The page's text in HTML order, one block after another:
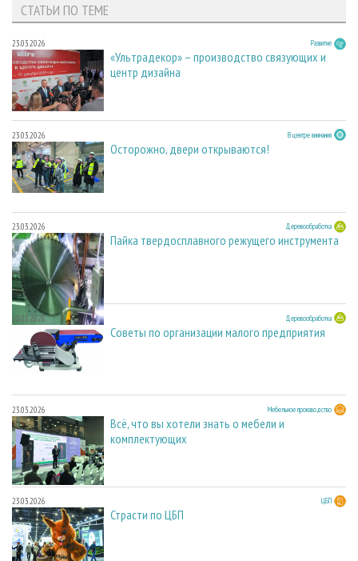
СТАТЬИ ПО ТЕМЕ
23.03.2026 Развитие
«Ультрадекор» – производство связующих и
центр дизайна
23.03.2026 В центре внимания
Осторожно, двери открываются!
23.03.2026 Деревообработка
Пайка твердосплавного режущего инструмента
23.03.2026 Деревообработка
Советы по организации малого предприятия
23.03.2026 Мебельное производство
Всё, что вы хотели знать о мебели и
комплектующих
23.03.2026 ЦБП
Страсти по ЦБП